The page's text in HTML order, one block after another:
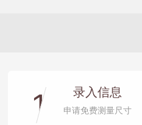
1 录入信息
申请免费测量尺寸